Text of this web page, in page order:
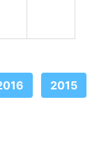
2015